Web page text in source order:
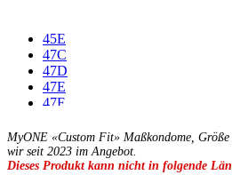
45E
47C
47D
47E
47F
49D
49E
49F
MyONE «Custom Fit» Maßkondome,
wir seit 2023 im Angebot.
Dieses Produkt kann nicht in folgende